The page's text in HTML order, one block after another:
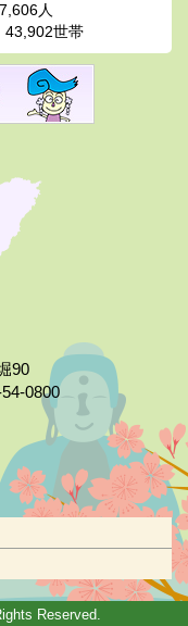
90
0800
人
43,902世帯
Reserved.